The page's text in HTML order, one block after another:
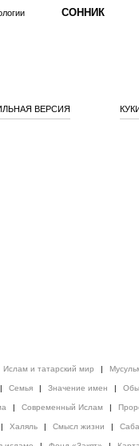
СОННИК
ВЕРСИЯ
Ислам и татарский мир |
| Семья | Значение имен |
| Современный Ислам |
| Халяль | Смысл жизни |